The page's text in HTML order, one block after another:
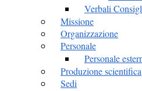
Verbali
Missione
Organizzazione
Personale
Personale
Produzione scientifica
Sedi